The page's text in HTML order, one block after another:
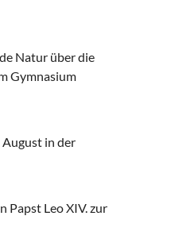
Natur über die
Gymnasium
August in der
Papst Leo XIV. zur